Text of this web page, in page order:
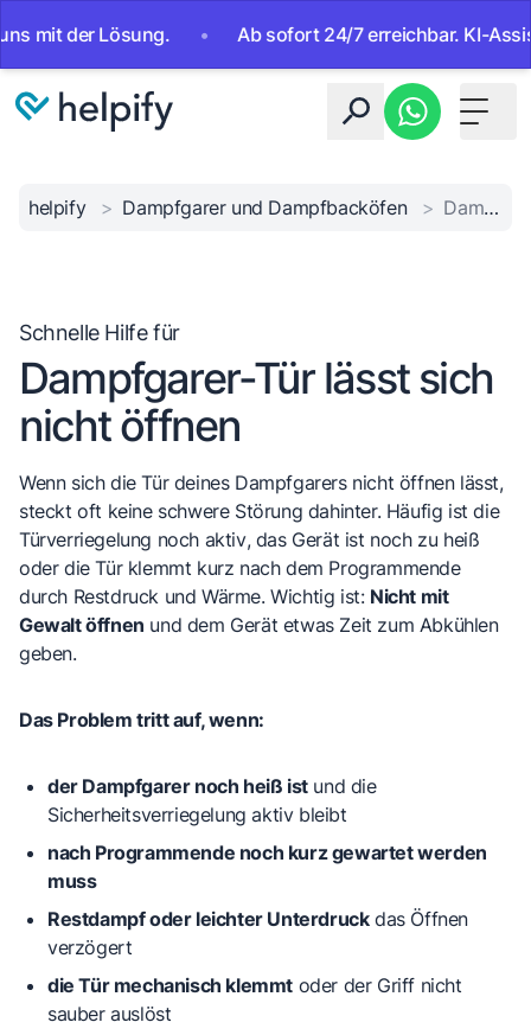
der Lösung. • Ab sofort 24/7 erreichbar. KI-
Toggle
helpify > Dampfgarer und Dampfbacköfen > Dampfgarer-Tür lässt sich nicht öffnen
Schnelle Hilfe für
Dampfgarer-Tür lässt sich
nicht öffnen
Wenn sich die Tür deines Dampfgarers nicht öffnen lässt,
steckt oft keine schwere Störung dahinter. Häufig ist die
Türverriegelung noch aktiv, das Gerät ist noch zu heiß
oder die Tür klemmt kurz nach dem Programmende
durch Restdruck und Wärme. Wichtig ist: Nicht mit
Gewalt öffnen und dem Gerät etwas Zeit zum Abkühlen
geben.
Das Problem tritt auf, wenn:
der Dampfgarer noch heiß istund die
Sicherheitsverriegelung aktiv bleibt
nach Programmende noch kurz gewartet werden
muss
Restdampf oder leichter Unterdruckdas Öffnen
verzögert
die Tür mechanisch klemmt oder der Griff nicht
sauber auslöst